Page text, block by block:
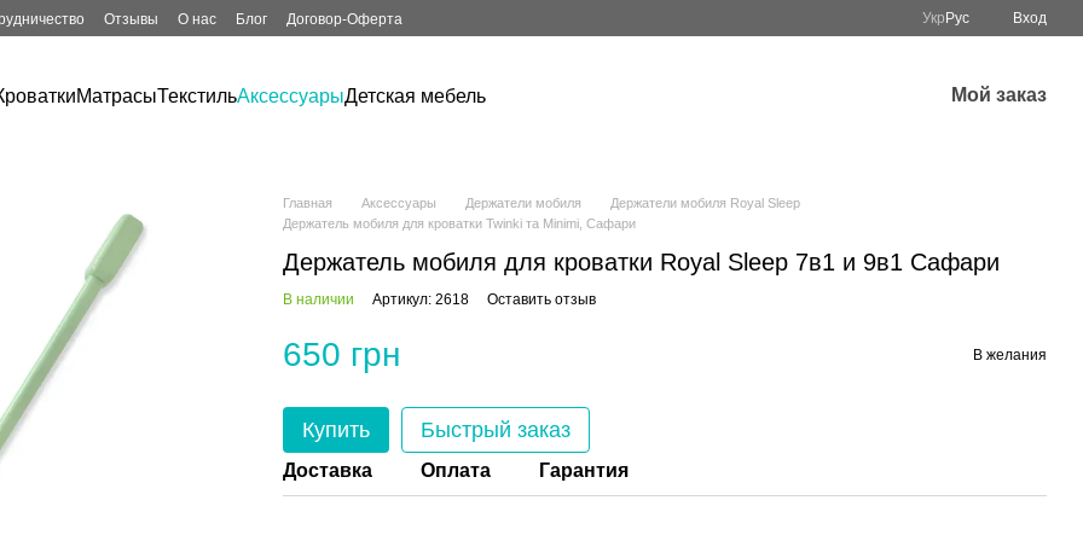
Отзывы О нас Блог Договор-Оферта Укр Рус Вход
МатрасыТекстильАксессуарыДетская мебель Мой заказ
Главная Аксессуары Держатели мобиля
Держатели мобиля Royal Sleep
Держатель мобиля для кроватки Twinki та Minimi, Сафари
Держатель мобиля для кроватки Royal Sleep 7в1 и 9в1 Сафари
В наличии Артикул: 2618 Оставить отзыв
650 грн В желания
Купить Быстрый заказ
Доставка Оплата Гарантия